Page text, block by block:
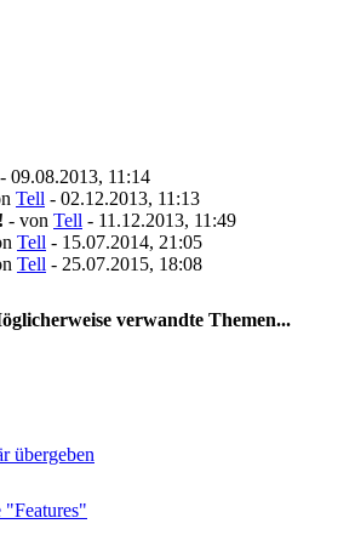
- 09.08.2013, 11:14
Tell - 02.12.2013, 11:13
- von Tell - 11.12.2013, 11:49
Tell - 15.07.2014, 21:05
Tell - 25.07.2015, 18:08
verwandte Themen...
übergeben
"Features"